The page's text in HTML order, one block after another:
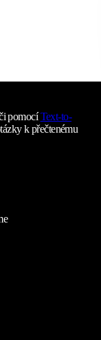
pomocíText-to-
k přečtenému